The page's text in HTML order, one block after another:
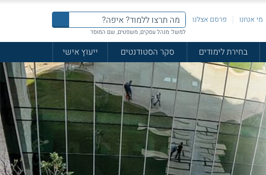
מי אנחנו פרסם אצלנו
למשל: מנהל עסקים, משפטים, שם המוסד
בחירת לימודים סקר הסטודנטים
ייעוץ אישי